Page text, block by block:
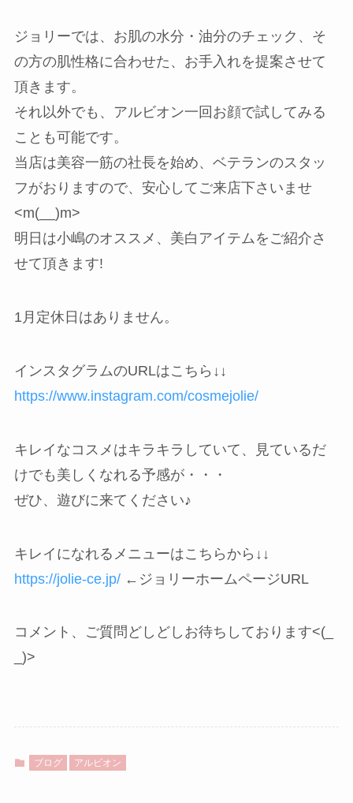
ジョリーでは、お肌の水分・油分のチェック、そ
の方の肌性格に合わせた、お手入れを提案させて
頂きます。
それ以外でも、アルビオン一回お顔で試してみる
ことも可能です。
当店は美容一筋の社長を始め、ベテランのスタッ
フがおりますので、安心してご来店下さいませ
<m(__)m>
明日は小嶋のオススメ、美白アイテムをご紹介さ
せて頂きます!
1月定休日はありません。
インスタグラムのURLはこちら↓↓
https://www.instagram.com/cosmejolie/
キレイなコスメはキラキラしていて、見ているだ
けでも美しくなれる予感が・・・
ぜひ、遊びに来てください♪
キレイになれるメニューはこちらから↓↓
https://jolie-ce.jp/ ←ジョリーホームページURL
コメント、ご質問どしどしお待ちしております<(_
_)>
ブログ アルビオン